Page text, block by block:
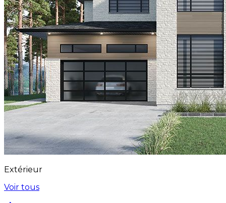
Extérieur
Voir tous